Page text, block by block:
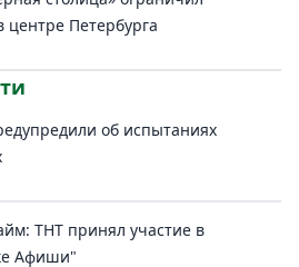
Петербурга
об испытаниях
ТНТ принял участие в
Афиши"